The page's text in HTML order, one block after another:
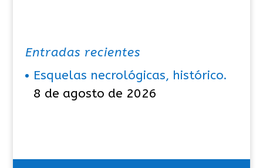
Entradas recientes
Esquelas necrológicas, histórico.
8 de agosto de 2026